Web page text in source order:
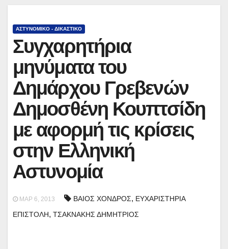
ΑΣΤΥΝΟΜΙΚΟ - ΔΙΚΑΣΤΙΚΟ
Συγχαρητήρια
μηνύματα του
Δημάρχου Γρεβενών
Δημοσθένη Κουπτσίδη
με αφορμή τις κρίσεις
στην Ελληνική
Αστυνομία
ΜΑΡ 6, 2013 ΒΑΙΟΣ ΧΟΝΔΡΟΣ, ΕΥΧΑΡΙΣΤΗΡΙΑ
ΕΠΙΣΤΟΛΗ, ΤΣΑΚΝΑΚΗΣ ΔΗΜΗΤΡΙΟΣ